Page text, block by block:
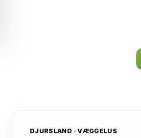
DJURSLAND · VÆGGELUS